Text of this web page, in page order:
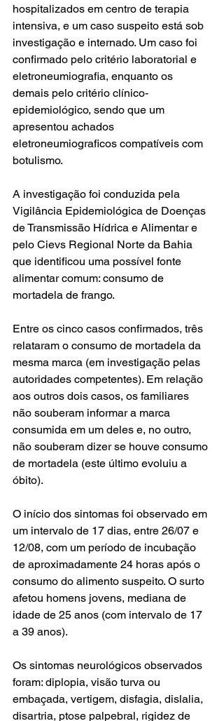
hospitalizados em centro de terapia
intensiva, e um caso suspeito está sob
investigação e internado. Um caso foi
confirmado pelo critério laboratorial e
eletroneumiografia, enquanto os
demais pelo critério clínico-
epidemiológico, sendo que um
apresentou achados
eletroneumiograficos compatíveis com
botulismo.
A investigação foi conduzida pela
Vigilância Epidemiológica de Doenças
de Transmissão Hídrica e Alimentar e
pelo Cievs Regional Norte da Bahia
que identificou uma possível fonte
alimentar comum: consumo de
mortadela de frango.
Entre os cinco casos confirmados, três
relataram o consumo de mortadela da
mesma marca (em investigação pelas
autoridades competentes). Em relação
aos outros dois casos, os familiares
não souberam informar a marca
consumida em um deles e, no outro,
não souberam dizer se houve consumo
de mortadela (este último evoluiu a
óbito).
O início dos sintomas foi observado em
um intervalo de 17 dias, entre 26/07 e
12/08, com um período de incubação
de aproximadamente 24 horas após o
consumo do alimento suspeito. O surto
afetou homens jovens, mediana de
idade de 25 anos (com intervalo de 17
a 39 anos).
Os sintomas neurológicos observados
foram: diplopia, visão turva ou
embaçada, vertigem, disfagia, dislalia,
disartria, ptose palpebral, rigidez de